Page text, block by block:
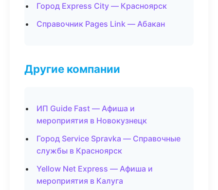
Город Express City — Красноярск
Справочник Pages Link — Абакан
Другие компании
ИП Guide Fast — Афиша и
мероприятия в Новокузнецк
Город Service Spravka — Справочные
службы в Красноярск
Yellow Net Express — Афиша и
мероприятия в Калуга